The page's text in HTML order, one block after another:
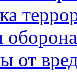
оборона
от